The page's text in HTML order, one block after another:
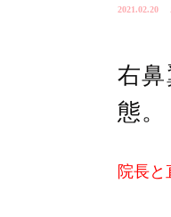
2021.02.20
右
態。
院長